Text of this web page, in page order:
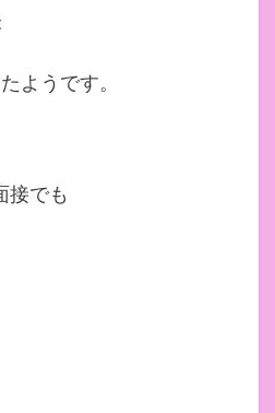
ようです。
接でも